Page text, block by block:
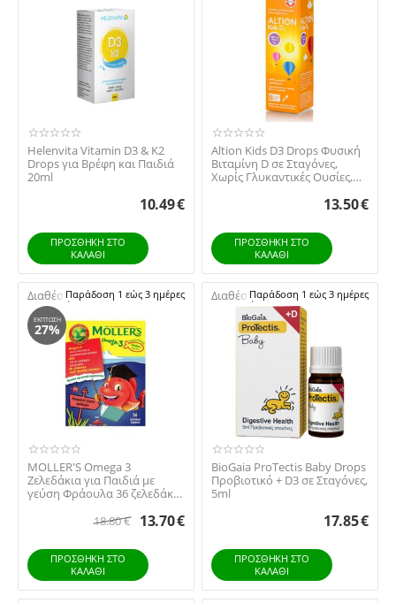
Vencil
Vican
WinMedica
ΟΕΜ
Helenvita Vitamin D3 & K2
Drops για Βρέφη και Παιδιά
20ml
10.49€
ΠΡΟΣΘΉΚΗ ΣΤΟ
ΚΑΛΆΘΙ
Altion Kids D3 Drops Φυσική
Βιταμίνη D σε Σταγόνες,
Χωρίς Γλυκαντικές Ουσίες,
13.50€
ΠΡΟΣΘΉΚΗ ΣΤΟ
ΚΑΛΆΘΙ
Διαθέσιμο:Παράδοση 1 εώς 3 ημέρες
ΈΚΠΤΩΣΗ
27%
MOLLER'S Omega 3
Ζελεδάκια για Παιδιά με
γεύση Φράουλα 36 ζελεδάκια
18.80€ 13.70€
ΠΡΟΣΘΉΚΗ ΣΤΟ
ΚΑΛΆΘΙ
Διαθέσιμο:Παράδοση 1 εώς 3 ημέρες
BioGaia ProTectis Baby Drops
Προβιοτικό + D3 σε Σταγόνες,
5ml
17.85€
ΠΡΟΣΘΉΚΗ ΣΤΟ
ΚΑΛΆΘΙ